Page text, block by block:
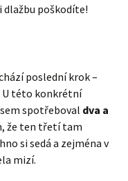
dlažbu poškodíte!
poslední krok –
U této konkrétní
spotřeboval dva a
že ten třetí tam
si sedá a zejména v
mizí.